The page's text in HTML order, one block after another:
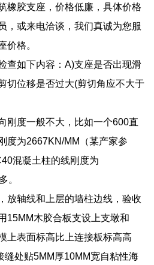
橡胶支座，价格低廉，具体价格
，或来电洽谈，我们真诚为您服
价格。
查如下内容：A)支座是否出现滑
切位移是否过大(剪切角应不大于
刚度一般不大，比如一个600直
度为2667KN/MM（某产家参
混凝土柱的线刚度为
。
放轴线和上层的墙柱边线，验收
15MM木胶合板支设上支墩和
上表面标高比上连接板标高高
缝处贴5MM厚10MM宽自粘性海